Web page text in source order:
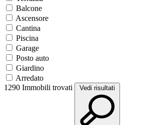
Balcone
Ascensore
Cantina
Piscina
Garage
Posto auto
Giardino
Arredato
1290 Immobili trovati Vedi risultati